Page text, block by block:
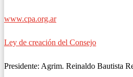
www.cpa.org.ar
Ley de creación del Consejo
Presidente: Agrim. Reinaldo Bautista